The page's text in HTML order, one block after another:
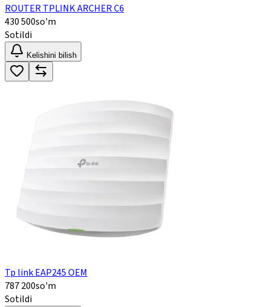
ROUTER TPLINK ARCHER C6
430 500so'm
Sotildi
Kelishini bilish
Tp link EAP245 OEM
787 200so'm
Sotildi